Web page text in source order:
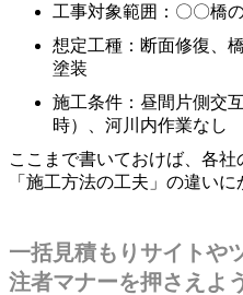
工事対象範囲：〇〇橋
想定工種：断面修復、
塗装
施工条件：昼間片側交
時）、河川内作業なし
ここまで書いておけば、各
「施工方法の工夫」の違いに
一括見積もりサイトや
注者マナーを押さえよ